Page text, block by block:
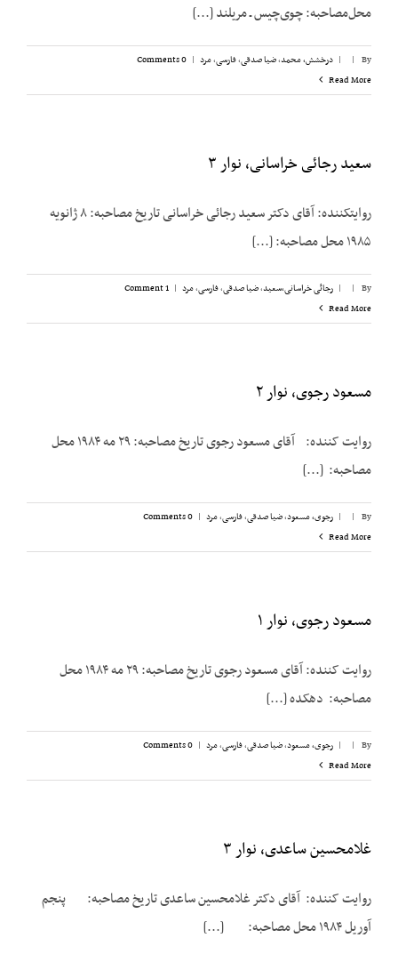
محل‌مصاحبه: چوی‌چیس ـ مریلند [...]
By
|
| درخشش،‌ محمد,ضیا صدقی,فارسی,مرد |
0 Comments
Read More
سعید رجائی خراسانی، نوار ۳
روایت­کننده: آقای دکتر سعید رجائی خراسانی تاریخ مصاحبه: ۸ ژانویه
۱۹۸۵ محل مصاحبه: [...]
By
|
| رجائی خراسانی،‌سعید,ضیا صدقی,فارسی,مرد |
1 Comment
Read More
مسعود رجوی، نوار ۲
روایت کننده: آقای مسعود رجوی تاریخ مصاحبه: ۲۹ مه ۱۹۸۴ محل
مصاحبه: [...]
By
|
| رجوی، مسعود,ضیا صدقی,فارسی,مرد |
0 Comments
Read More
مسعود رجوی، نوار ۱
روایت کننده: آقای مسعود رجوی تاریخ مصاحبه: ۲۹ مه ۱۹۸۴ محل
مصاحبه: دهکده [...]
By
|
| رجوی، مسعود,ضیا صدقی,فارسی,مرد |
0 Comments
Read More
غلامحسین ساعدی، نوار ۳
روایت کننده: آقای دکتر غلامحسین ساعدی تاریخ مصاحبه: پنجم
آوریل ۱۹۸۴ محل مصاحبه: [...]